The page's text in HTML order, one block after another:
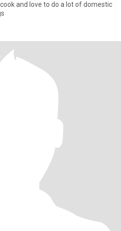
and love to do a lot of domestic